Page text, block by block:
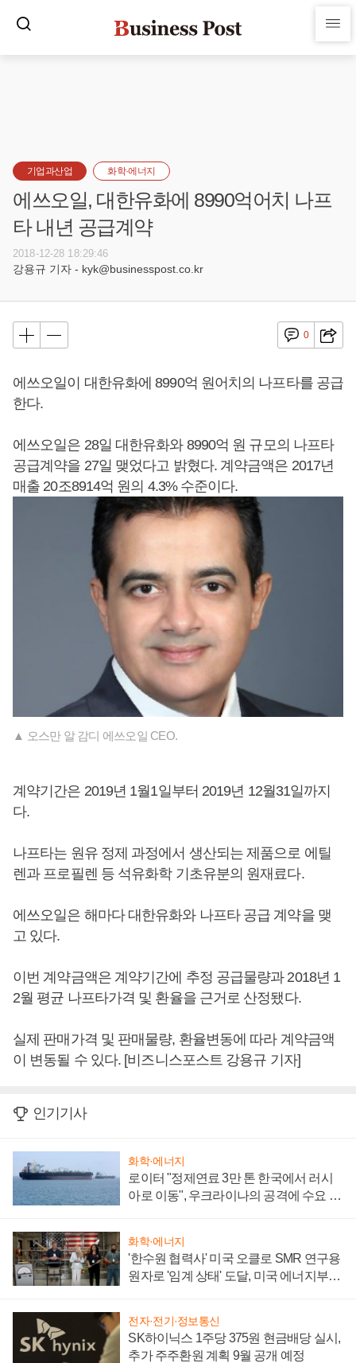
기업과산업 화학·에너지
에쓰오일, 대한유화에 8990억어치 나프
타 내년 공급계약
2018-12-28 18:29:46
강용규 기자 - kyk@businesspost.co.kr
0
에쓰오일이 대한유화에 8990억 원어치의 나프타를 공급
한다.
에쓰오일은 28일 대한유화와 8990억 원 규모의 나프타
공급계약을 27일 맺었다고 밝혔다. 계약금액은 2017년
매출 20조8914억 원의 4.3% 수준이다.
▲ 오스만 알 감디 에쓰오일 CEO.
계약기간은 2019년 1월1일부터 2019년 12월31일까지
다.
나프타는 원유 정제 과정에서 생산되는 제품으로 에틸
렌과 프로필렌 등 석유화학 기초유분의 원재료다.
에쓰오일은 해마다 대한유화와 나프타 공급 계약을 맺
고 있다.
이번 계약금액은 계약기간에 추정 공급물량과 2018년 1
2월 평균 나프타가격 및 환율을 근거로 산정됐다.
실제 판매가격 및 판매물량, 환율변동에 따라 계약금액
이 변동될 수 있다. [비즈니스포스트 강용규 기자]
인기기사
화학·에너지
로이터 "정제연료 3만 톤 한국에서 러시
아로 이동", 우크라이나의 공격에 수요 늘
화학·에너지
'한수원 협력사' 미국 오클로 SMR 연구용
원자로 '임계 상태' 도달, 미국 에너지부
전자·전기·정보통신
SK하이닉스 1주당 375원 현금배당 실시,
추가 주주환원 계획 9월 공개 예정